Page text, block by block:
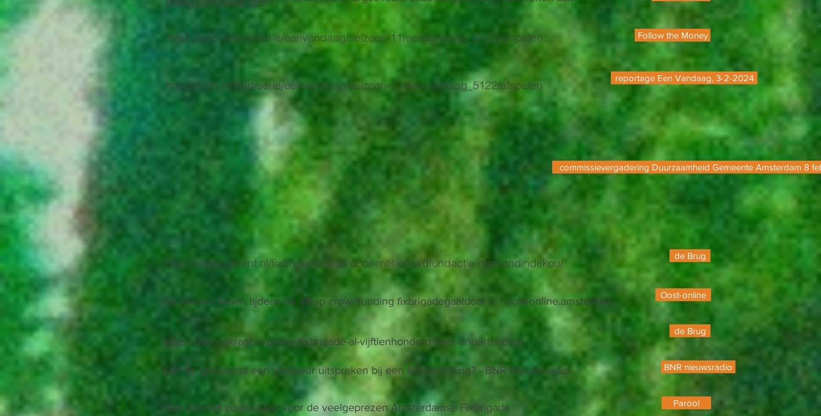
energiearmoede.html
https://npo.nl/start/serie/eenvandaag/seizoen-11/eenvandaag_5122/afspelen Follow the Money
https://npo.nl/start/serie/eenvandaag/seizoen-11/eenvandaag_5122/afspelen
reportage Een Vandaag, 3-2-2024
commissievergadering Duurzaamheid Gemeente Amsterdam 8
https://debrugkrant.nl/fixbrigade-gaat-door-met-crowdfundactie-niemandindekou/
de Brug
De sirenes loeien tijdens de aftrap crowdfunding fixbrigadegaatdoor.nl | oost-online.amsterdam
https://debrugkrant.nl/petitie-fixbrigade-al-vijftienhonderd-keer-ondertekend/
Kan de gemeente een voorkeur uitspreken bij een aanbesteding? - BNR Nieuwsradio
Hoe kon het zo misgaan voor de veelgeprezen Amsterdamse Fixbrigade ‘
Oost-online
de Brug
BNR nieuwsradio
Parool